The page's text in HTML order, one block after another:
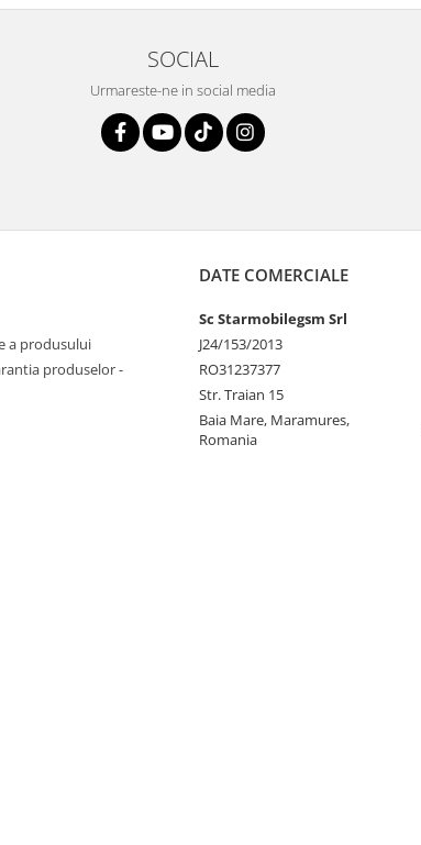
SOCIAL
Urmareste-ne in social media
a produsului
produselor -
DATE COMERCIALE
Sc Starmobilegsm Srl
J24/153/2013
RO31237377
Str. Traian 15
Baia Mare, Maramures,
Romania